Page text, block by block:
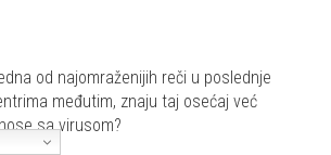
od najomraženijih reči u poslednje
međutim, znaju taj osećaj već
sa virusom?